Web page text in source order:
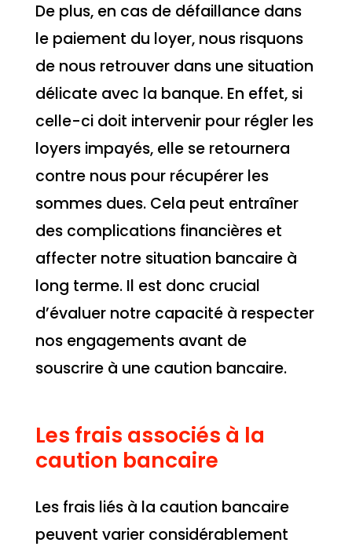
De plus, en cas de défaillance dans
le paiement du loyer, nous risquons
de nous retrouver dans une situation
délicate avec la banque. En effet, si
celle-ci doit intervenir pour régler les
loyers impayés, elle se retournera
contre nous pour récupérer les
sommes dues. Cela peut entraîner
des complications financières et
affecter notre situation bancaire à
long terme. Il est donc crucial
d’évaluer notre capacité à respecter
nos engagements avant de
souscrire à une caution bancaire.
Les frais associés à la
caution bancaire
Les frais liés à la caution bancaire
peuvent varier considérablement